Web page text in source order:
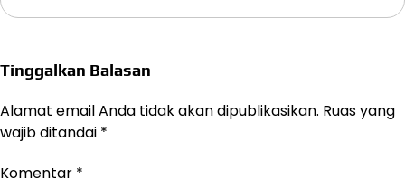
Tinggalkan Balasan
Alamat email Anda tidak akan dipublikasikan. Ruas yang
wajib ditandai *
Komentar *